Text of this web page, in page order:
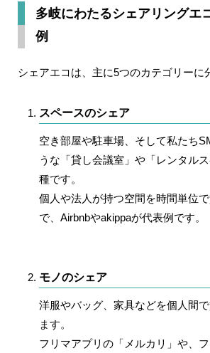
多岐にわたるシェアリングエ
例
シェアエコは、主に5つのカテゴリーに
スペースのシェア
空き部屋や駐車場、そして私たち
うな「貸し会議室」や「レンタル
種です。
個人や法人が持つ空間を時間単位
で、Airbnbやakippaが代表例です。
モノのシェア
洋服やバッグ、家具などを個人間
ます。
フリマアプリの「メルカリ」や、